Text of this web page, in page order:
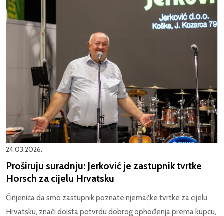
24.03.2026.
Proširuju suradnju: Jerković je zastupnik tvrtke
Horsch za cijelu Hrvatsku
Činjenica da smo zastupnik poznate njemačke tvrtke za cijelu
Hrvatsku, znači doista potvrdu dobrog ophođenja prema kupcu,